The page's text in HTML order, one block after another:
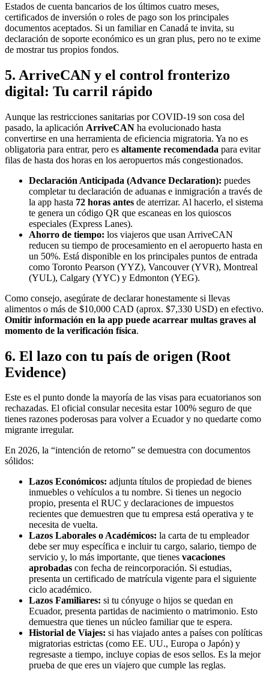
Estados de cuenta bancarios de los últimos cuatro meses,
certificados de inversión o roles de pago son los principales
documentos aceptados. Si un familiar en Canadá te invita, su
declaración de soporte económico es un gran plus, pero no te exime
de mostrar tus propios fondos.
5. ArriveCAN y el control fronterizo
digital: Tu carril rápido
Aunque las restricciones sanitarias por COVID-19 son cosa del
pasado, la aplicación ArriveCAN ha evolucionado hasta
convertirse en una herramienta de eficiencia migratoria. Ya no es
obligatoria para entrar, pero es altamente recomendada para evitar
filas de hasta dos horas en los aeropuertos más congestionados.
Declaración Anticipada (Advance Declaration): puedes
completar tu declaración de aduanas e inmigración a través de
la app hasta 72 horas antes de aterrizar. Al hacerlo, el sistema
te genera un código QR que escaneas en los quioscos
especiales (Express Lanes).
Ahorro de tiempo: los viajeros que usan ArriveCAN
reducen su tiempo de procesamiento en el aeropuerto hasta en
un 50%. Está disponible en los principales puntos de entrada
como Toronto Pearson (YYZ), Vancouver (YVR), Montreal
(YUL), Calgary (YYC) y Edmonton (YEG).
Como consejo, asegúrate de declarar honestamente si llevas
alimentos o más de $10,000 CAD (aprox. $7,330 USD) en efectivo.
Omitir información en la app puede acarrear multas graves al
momento de la verificación física.
6. El lazo con tu país de origen (Root
Evidence)
Este es el punto donde la mayoría de las visas para ecuatorianos son
rechazadas. El oficial consular necesita estar 100% seguro de que
tienes razones poderosas para volver a Ecuador y no quedarte como
migrante irregular.
En 2026, la “intención de retorno” se demuestra con documentos
sólidos:
Lazos Económicos: adjunta títulos de propiedad de bienes
inmuebles o vehículos a tu nombre. Si tienes un negocio
propio, presenta el RUC y declaraciones de impuestos
recientes que demuestren que tu empresa está operativa y te
necesita de vuelta.
Lazos Laborales o Académicos: la carta de tu empleador
debe ser muy específica e incluir tu cargo, salario, tiempo de
servicio y, lo más importante, que tienes vacaciones
aprobadas con fecha de reincorporación. Si estudias,
presenta un certificado de matrícula vigente para el siguiente
ciclo académico.
Lazos Familiares: si tu cónyuge o hijos se quedan en
Ecuador, presenta partidas de nacimiento o matrimonio. Esto
demuestra que tienes un núcleo familiar que te espera.
Historial de Viajes: si has viajado antes a países con políticas
migratorias estrictas (como EE. UU., Europa o Japón) y
regresaste a tiempo, incluye copias de esos sellos. Es la mejor
prueba de que eres un viajero que cumple las reglas.